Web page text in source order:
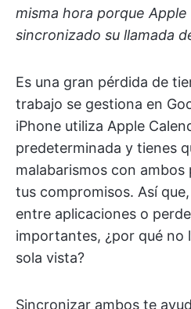
misma hora porque
sincronizado su llamada
Es una gran pérdida de
trabajo se gestiona en
iPhone utiliza Apple
predeterminada y tienes
malabarismos con ambos
tus compromisos. Así
entre aplicaciones o
importantes, ¿por qué no
sola vista?
Sincronizar ambos te